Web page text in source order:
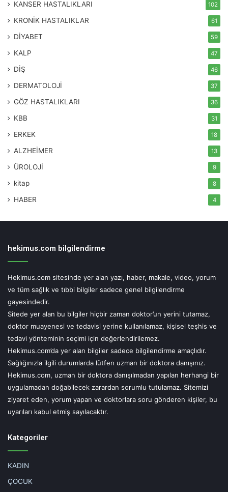
KANSER HASTALIKLARI 102
KRONİK HASTALIKLAR 61
DİYABET 59
KALP 47
DİŞ 46
DERMATOLOJİ 37
GÖZ HASTALIKLARI 36
KBB 31
ERKEK 18
ALZHEİMER 13
ÜROLOJİ 9
kitap 8
HABER 4
hekimus.com bilgilendirme
Hekimus.com sitesinde yer alan yazı, haber, makale, video, yorum
ve tüm sağlık ve tıbbi bilgiler sadece genel bilgilendirme
gayesindedir.
Sitede yer alan bu bilgiler hiçbir zaman doktor’un yerini tutamaz,
doktor muayenesi ve tedavisi yerine kullanılamaz, kişisel teşhis ve
tedavi yönteminin seçimi için değerlendirilemez.
Hekimus.com’da yer alan bilgiler sadece bilgilendirme amaçlıdır.
Sağlığınızla ilgili durumlarda lütfen uzman bir doktora danışınız.
Hekimus.com, uzman bir doktora danışılmadan yapılan herhangi bir
uygulamadan doğabilecek zarardan sorumlu tutulamaz. Sitemizi
ziyaret eden, yorum yapan ve doktorlara soru gönderen kişiler, bu
uyarıları kabul etmiş sayılacaktır.
Kategoriler
KADIN
ÇOCUK